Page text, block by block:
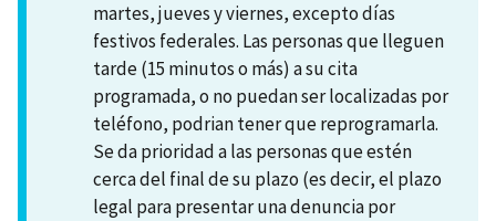
martes, jueves y viernes, excepto días
festivos federales. Las personas que lleguen
tarde (15 minutos o más) a su cita
programada, o no puedan ser localizadas por
teléfono, podrian tener que reprogramarla.
Se da prioridad a las personas que estén
cerca del final de su plazo (es decir, el plazo
legal para presentar una denuncia por